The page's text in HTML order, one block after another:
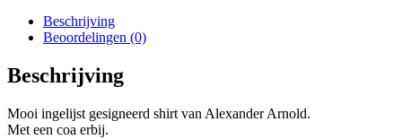
Beschrijving
Beoordelingen (0)
Beschrijving
Mooi ingelijst gesigneerd shirt van Alexander Arnold.
Met een coa erbij.